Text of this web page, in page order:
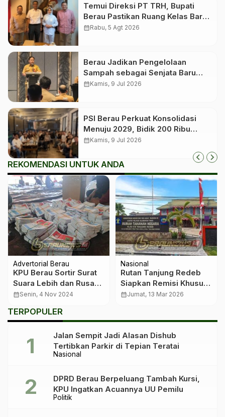
Temui Direksi PT TRH, Bupati
Berau Pastikan Ruang Kelas Baru
untuk Birang
calendar_monthRabu, 5 Agt 2026
Berau Jadikan Pengelolaan
Sampah sebagai Senjata Baru
Tekan Angka Stunting
calendar_monthKamis, 9 Jul 2026
PSI Berau Perkuat Konsolidasi
Menuju 2029, Bidik 200 Ribu
Anggota dan Roadshow hingga
calendar_monthKamis, 9 Jul 2026
REKOMENDASI UNTUK ANDA
Advertorial Berau
KPU Berau Sortir Surat
Suara Lebih dan Rusak
Demi Kelancaran
calendar_monthSenin, 4 Nov 2024
Nasional
Rutan Tanjung Redeb
Siapkan Remisi Khusus
Idul Fitri bagi Warga
calendar_monthJumat, 13 Mar 2026
TERPOPULER
Nasional
Jalan Sempit Jadi Alasan Dishub
Tertibkan Parkir di Tepian Teratai
Politik
DPRD Berau Berpeluang Tambah Kursi,
KPU Ingatkan Acuannya UU Pemilu